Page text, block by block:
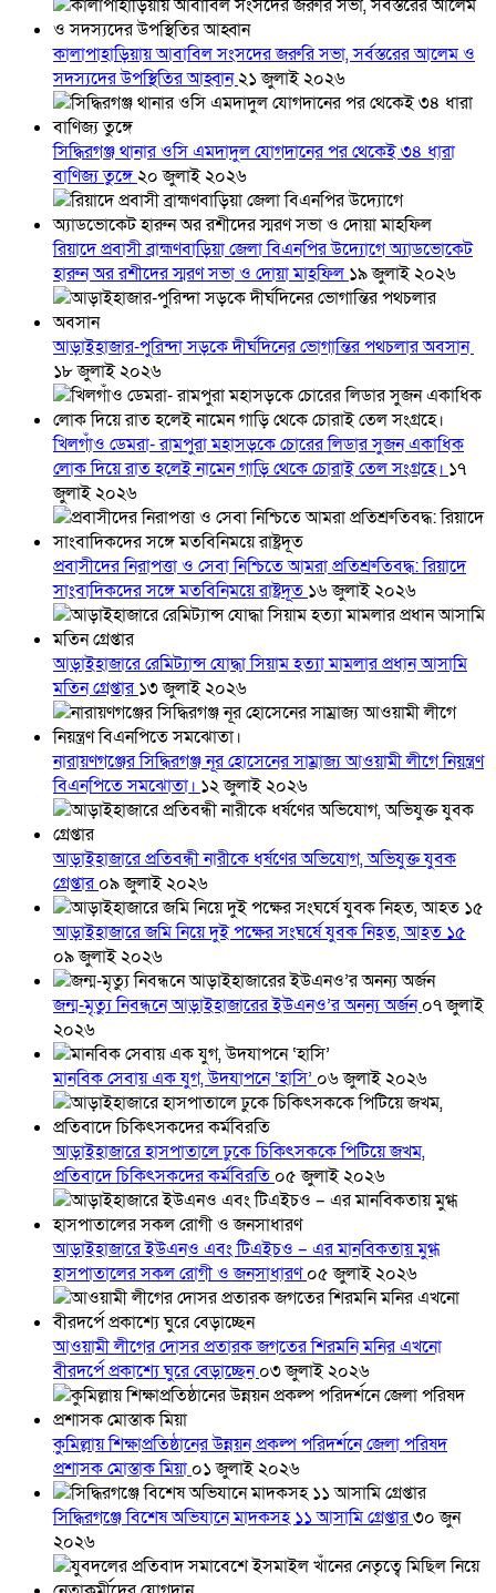
কালাপাহাড়িয়ায় আবাবিল সংসদের জরুরি সভা, সর্বস্তরের আলেম ও
সদস্যদের উপস্থিতির আহ্বান২১ জুলাই ২০২৬
সিদ্ধিরগঞ্জ থানার ওসি এমদাদুল যোগদানের পর থেকেই ৩৪ ধারা
বাণিজ্য তুঙ্গে২০ জুলাই ২০২৬
রিয়াদে প্রবাসী ব্রাহ্মণবাড়িয়া জেলা বিএনপির উদ্যোগে অ্যাডভোকেট
হারুন অর রশীদের স্মরণ সভা ও দোয়া মাহফিল ১৯ জুলাই ২০২৬
আড়াইহাজার-পুরিন্দা সড়কে দীর্ঘদিনের ভোগান্তির পথচলার অবসান
১৮ জুলাই ২০২৬
খিলগাঁও ডেমরা- রামপুরা মহাসড়কে চোরের লিডার সুজন একাধিক
লোক দিয়ে রাত হলেই নামেন গাড়ি থেকে চোরাই তেল সংগ্রহে। ১৭
জুলাই ২০২৬
প্রবাসীদের নিরাপত্তা ও সেবা নিশ্চিতে আমরা প্রতিশ্রুতিবদ্ধ: রিয়াদে
সাংবাদিকদের সঙ্গে মতবিনিময়ে রাষ্ট্রদূত ১৬ জুলাই ২০২৬
আড়াইহাজারে রেমিট্যান্স যোদ্ধা সিয়াম হত্যা মামলার প্রধান আসামি
মতিন গ্রেপ্তার১৩ জুলাই ২০২৬
নারায়ণগঞ্জের সিদ্ধিরগঞ্জ নূর হোসেনের সাম্রাজ্য আওয়ামী লীগে নিয়ন্ত্রণ
বিএনপিতে সমঝোতা। ১২ জুলাই ২০২৬
আড়াইহাজারে প্রতিবন্ধী নারীকে ধর্ষণের অভিযোগ, অভিযুক্ত যুবক
গ্রেপ্তার০৯ জুলাই ২০২৬
আড়াইহাজারে জমি নিয়ে দুই পক্ষের সংঘর্ষে যুবক নিহত, আহত ১৫
০৯ জুলাই ২০২৬
জন্ম-মৃত্যু নিবন্ধনে আড়াইহাজারের ইউএনও’র অনন্য অর্জন০৭ জুলাই
২০২৬
মানবিক সেবায় এক যুগ, উদযাপনে ‘হাসি’ ০৬ জুলাই ২০২৬
আড়াইহাজারে হাসপাতালে ঢুকে চিকিৎসককে পিটিয়ে জখম,
প্রতিবাদে চিকিৎসকদের কর্মবিরতি ০৫ জুলাই ২০২৬
আড়াইহাজারে ইউএনও এবং টিএইচও – এর মানবিকতায় মুগ্ধ
হাসপাতালের সকল রোগী ও জনসাধারণ০৫ জুলাই ২০২৬
আওয়ামী লীগের দোসর প্রতারক জগতের শিরমনি মনির এখনো
বীরদর্পে প্রকাশ্যে ঘুরে বেড়াচ্ছেন০৩ জুলাই ২০২৬
কুমিল্লায় শিক্ষাপ্রতিষ্ঠানের উন্নয়ন প্রকল্প পরিদর্শনে জেলা পরিষদ
প্রশাসক মোস্তাক মিয়া ০১ জুলাই ২০২৬
সিদ্ধিরগঞ্জে বিশেষ অভিযানে মাদকসহ ১১ আসামি গ্রেপ্তার৩০ জুন
২০২৬